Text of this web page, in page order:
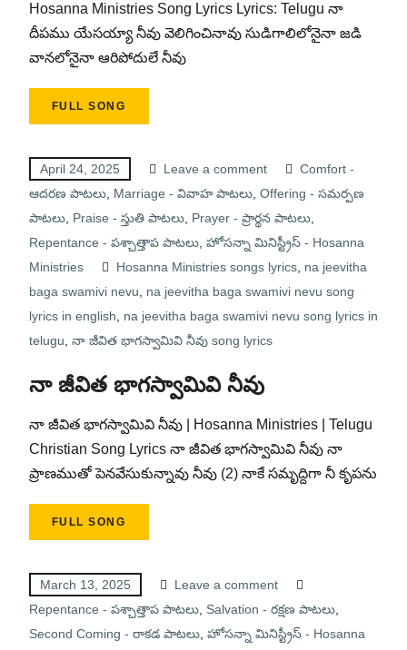
Hosanna Ministries Song Lyrics Lyrics: Telugu నా
దీపము యేసయ్యా నీవు వెలిగించినావు సుడిగాలిలోనైనా జడి
వానలోనైనా ఆరిపోదులే నీవు
FULL SONG
April 24, 2025 Leave a comment
Comfort -
ఆదరణ పాటలు, Marriage - వివాహ పాటలు, Offering - సమర్పణ
పాటలు, Praise - స్తుతి పాటలు, Prayer - ప్రార్థన పాటలు,
Repentance - పశ్చాత్తాప పాటలు, హోసన్నా మినిస్ట్రీస్ - Hosanna
Ministries
Hosanna Ministries songs lyrics, na jeevitha
baga swamivi nevu
na jeevitha baga swamivi nevu song
lyrics in english
na jeevitha baga swamivi nevu song lyrics in
telugu నా జీవిత భాగస్వామివి నీవు song lyrics
నా జీవిత భాగస్వామివి నీవు
నా జీవిత భాగస్వామివి నీవు | Hosanna Ministries | Telugu
Christian Song Lyrics నా జీవిత భాగస్వామివి నీవు నా
ప్రాణముతో పెనవేసుకున్నావు నీవు (2) నాకే సమృద్దిగా నీ కృపను
FULL SONG
March 13, 2025
Leave a comment
Repentance - పశ్చాత్తాప పాటలు, Salvation - రక్షణ పాటలు,
Second Coming - రాకడ పాటలు, హోసన్నా మినిస్ట్రీస్ - Hosanna